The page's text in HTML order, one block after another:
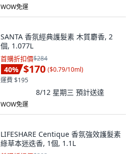
WOW免運
SANTA 香氛經典護髮素 木質麝香, 2
個, 1.077L
首購折扣價$284
40% $170 ($0.79/10ml)
運費 $195
8/12 星期三 預計送達
WOW免運
LIFESHARE Centique 香氛強效護髮素
綠草本迷迭香, 1個, 1.1L